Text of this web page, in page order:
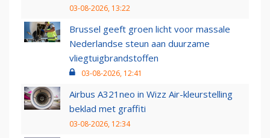
03-08-2026, 13:22
Brussel geeft groen licht voor massale
Nederlandse steun aan duurzame
vliegtuigbrandstoffen
03-08-2026, 12:41
Airbus A321neo in Wizz Air-kleurstelling
beklad met graffiti
03-08-2026, 12:34